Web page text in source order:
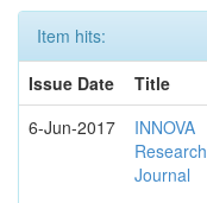
Item hits:
Issue Date
Title
6-Jun-2017
INNOVA
Research
Journal